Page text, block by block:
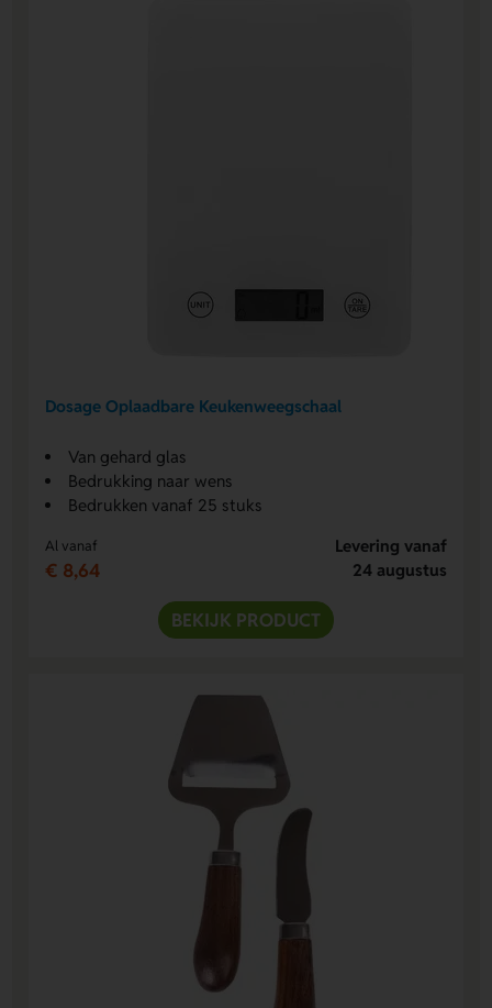
Dosage Oplaadbare Keukenweegschaal
Van gehard glas
Bedrukking naar wens
Bedrukken vanaf 25 stuks
Al vanaf
€ 8,64
Levering vanaf
24 augustus
BEKIJK PRODUCT